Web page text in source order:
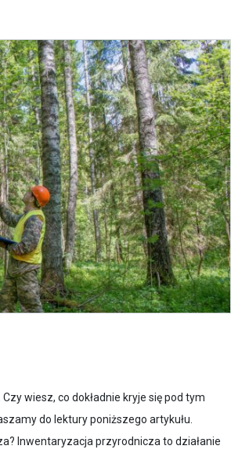
wiesz, co dokładnie kryje się pod tym
do lektury poniższego artykułu.
Inwentaryzacja przyrodnicza to działanie